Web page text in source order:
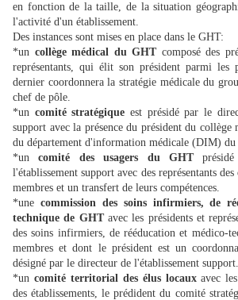
en fonction de la taille, de la situation
l'activité d'un établissement.
Des instances sont mises en place dans le GHT:
*un collège médical du GHTcomposé des
représentants, qui élit son président parmi les
dernier coordonnera la stratégie médicale du
chef de pôle.
*un comité stratégique est présidé par le
support avec la présence du président du collège
du département d'information médicale (DIM)
*uncomité des usagers du GHT
l'établissement support avec des représentants des
membres et un transfert de leurs compétences.
*une commission des soins infirmiers, de
technique de GHTavec les présidents et
des soins infirmiers, de rééducation et médico-
membres et dont le président est un
désigné par le directeur de l'établissement support.
*un comité territorial des élus locauxavec les
des établissements, le prédident du comité